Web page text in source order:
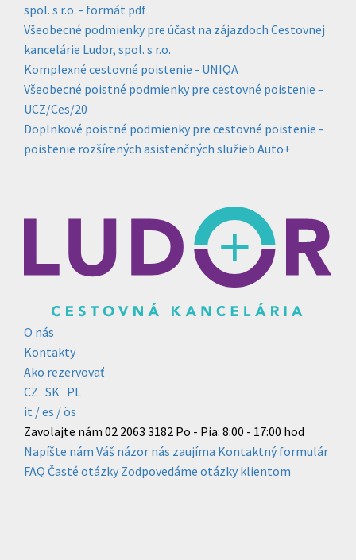
spol. s r.o. - formát pdf
Všeobecné podmienky pre účasť na zájazdoch Cestovnej
kancelárie Ludor, spol. s r.o.
Komplexné cestovné poistenie - UNIQA
Všeobecné poistné podmienky pre cestovné poistenie –
UCZ/Ces/20
Doplnkové poistné podmienky pre cestovné poistenie -
poistenie rozšírených asistenčných služieb Auto+
O nás
Kontakty
Ako rezervovať
CZ SK PL
it /es / ös
Zavolajte nám 02 2063 3182 Po - Pia: 8:00 - 17:00 hod
Napíšte nám Váš názor nás zaujíma Kontaktný formulár
FAQ Časté otázky Zodpovedáme otázky klientom